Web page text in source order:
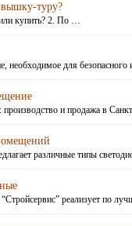
туру?
купить? 2. По …
необходимое для
и продажа в
различные типы
реализует по